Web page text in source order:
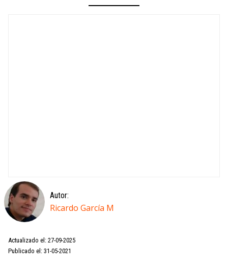
Autor:
Ricardo García M
Actualizado el: 27-09-2025
Publicado el: 31-05-2021